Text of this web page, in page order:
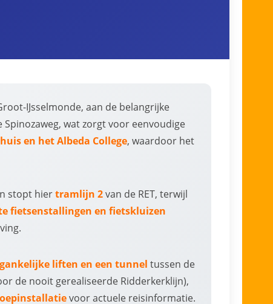
IJsselmonde, aan de belangrijke
wat zorgt voor eenvoudige
en het Albeda College, waardoor het
stopt hiertramlijn 2van de RET, terwijl
fietsenstallingen en fietskluizen
liften en een tunnel tussen de
de nooit gerealiseerde Ridderkerklijn),
voor actuele reisinformatie.